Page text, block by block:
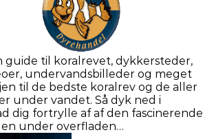
guide til koralrevet, dykkersteder,
undervandsbilleder og meget
til de bedste koralrev og de aller
under vandet. Så dyk ned i
dig fortrylle af af den fascinerende
under overfladen…